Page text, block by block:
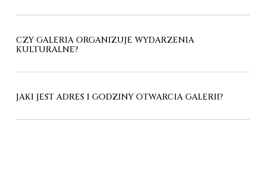
CZY GALERIA ORGANIZUJE WYDARZENIA
KULTURALNE?
JAKI JEST ADRES I GODZINY OTWARCIA GALERII?